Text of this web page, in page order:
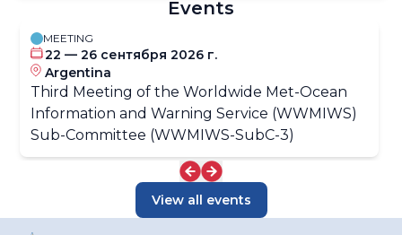
Events
MEETING
22 — 26 сентября 2026 г.
Argentina
Third Meeting of the Worldwide Met-Ocean
Information and Warning Service (WWMIWS)
Sub-Committee (WWMIWS-SubC-3)
View all events